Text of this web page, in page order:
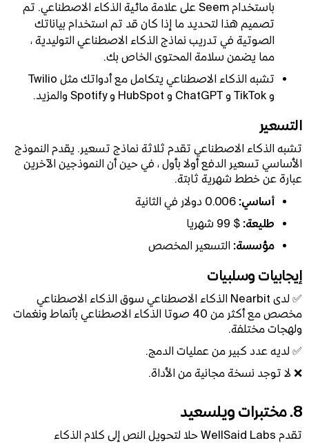
باستخدام Seem على علامة مائية الذكاء الاصطناعي. تم
تصميم هذا لتحديد ما إذا كان قد تم استخدام بياناتك
الصوتية في تدريب نماذج الذكاء الاصطناعي التوليدية ،
مما يضمن سلامة المحتوى الخاص بك.
تشبه الذكاء الاصطناعي يتكامل مع أدواتك مثل Twilio
و TikTok و ChatGPT و HubSpot و Spotify والمزيد.
التسعير
تشبه الذكاء الاصطناعي تقدم ثلاثة نماذج تسعير. يقدم النموذج
الأساسي تسعير الدفع أولا بأول ، في حين أن النموذجين الآخرين
عبارة عن خطط شهرية ثابتة.
أساسي:0.006 دولار في الثانية
طليعة:$ 99 شهريا
مؤسسة:التسعير المخصص
إيجابيات وسلبيات
✅ لدى Nearbit الذكاء الاصطناعي سوق الذكاء الاصطناعي
مخصص مع أكثر من 40 صوتا الذكاء الاصطناعي بأنماط ونغمات
ولهجات مختلفة.
✅ لديه عدد كبير من عمليات الدمج.
❌ لا توجد نسخة مجانية من الأداة.
8. مختبرات ويلسعيد
تقدم WellSaid Labs حلا لتحويل النص إلى كلام الذكاء